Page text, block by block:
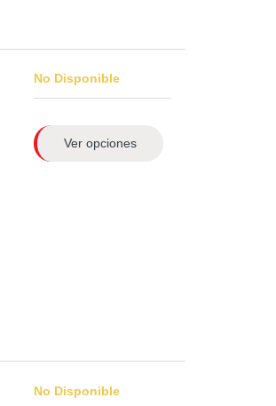
No Disponible
Ver opciones
No Disponible